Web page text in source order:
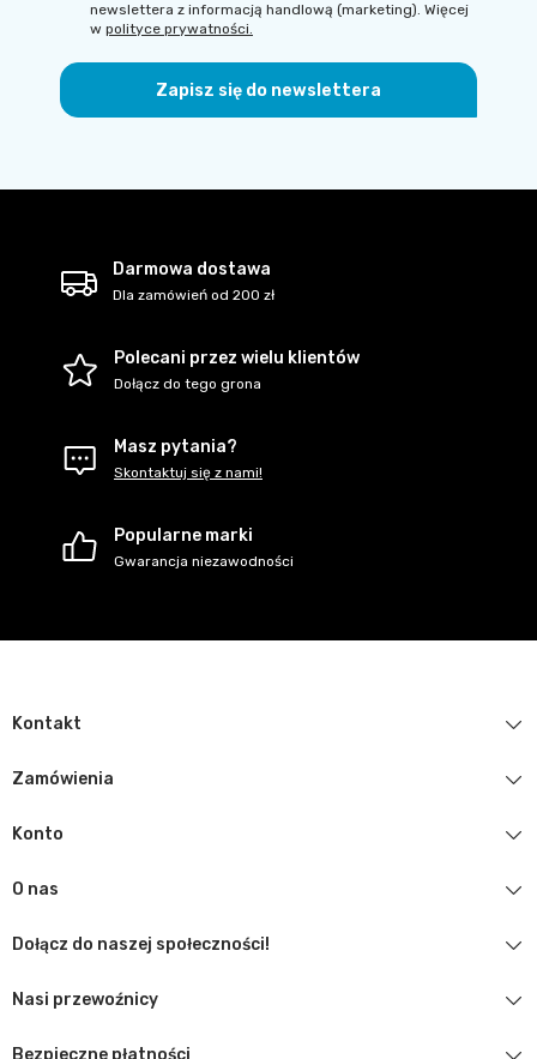
Zapisz się do newslettera
newslettera z informacją handlową (marketing). Więcej
w polityce prywatności.
Darmowa dostawa
Dla zamówień od 200 zł
Polecani przez wielu klientów
Dołącz do tego grona
Masz pytania?
Skontaktuj się z nami!
Popularne marki
Gwarancja niezawodności
Kontakt
Zamówienia
Konto
O nas
Dołącz do naszej społeczności!
Nasi przewoźnicy
Bezpieczne płatności